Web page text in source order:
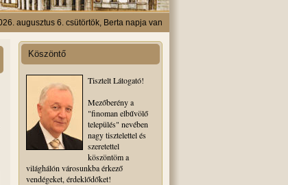
augusztus 6. csütörtök, Berta napja van
Köszöntő
Tisztelt Látogató!
Mezőberény a
"finoman elbűvölő
település" nevében
nagy tisztelettel és
szeretettel
köszöntöm a
világhálón városunkba érkező
vendégeket, érdeklődőket!